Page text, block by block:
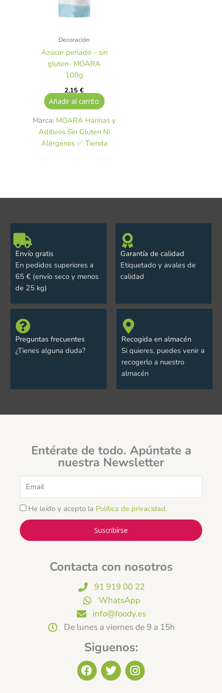
Decoración
Azúcar perlado – sin
gluten- MOARA
100g
2,15€
Añadir al carrito
Marca: MOARA Harinas y
Aditivos Sin Gluten Ni
Alérgenos ✅ Tienda
Envío gratis
En pedidos superiores a
65 € (envío seco y menos
de 25 kg)
Garantía de calidad
Etiquetado y avales de
calidad
Preguntas frecuentes
¿Tienes alguna duda?
Recogida en almacén
Si quieres, puedes venir a
recogerlo a nuestro
almacén
Entérate de todo. Apúntate a
nuestra Newsletter
He leído y acepto la Política de privacidad.
Suscribírse
Contacta con nosotros
91 919 00 22
WhatsApp
info@foody.es
De lunes a viernes de 9 a 15h
Siguenos:
F
a
T
w
I
n